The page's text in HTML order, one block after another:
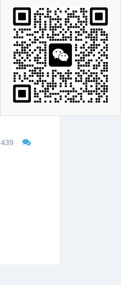
支持量排序
有问